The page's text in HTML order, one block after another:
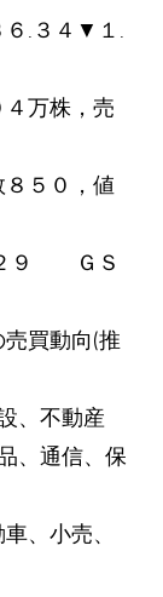
６.３４▼１.
万株，売
５０，値
２９ ＧＳ
買動向(推
、不動産
、通信、保
、小売、